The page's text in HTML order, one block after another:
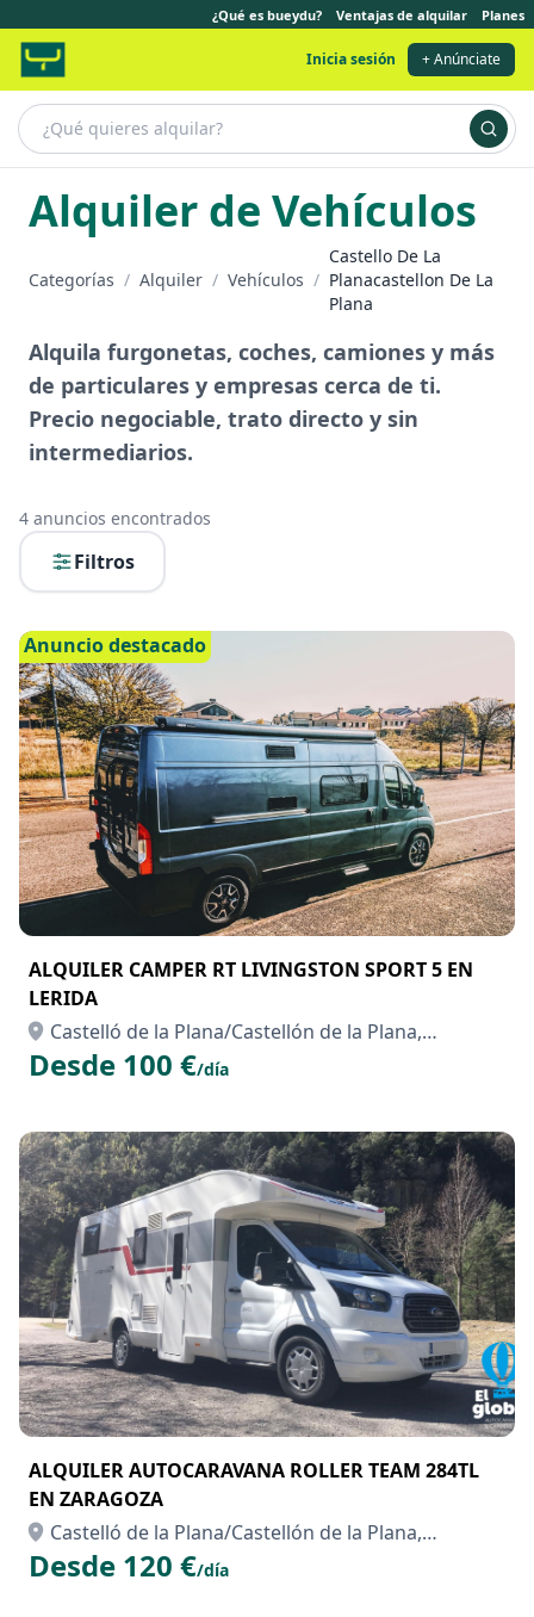
¿Qué es bueydu? Ventajas de alquilar Planes
Inicia sesión + Anúnciate
Alquiler de Vehículos
Categorías / Alquiler / Vehículos /
Castello De La
Planacastellon De La
Plana
Alquila furgonetas, coches, camiones y más
de particulares y empresas cerca de ti.
Precio negociable, trato directo y sin
intermediarios.
4 anuncios encontrados
Filtros
Anuncio destacado
ALQUILER CAMPER RT LIVINGSTON SPORT 5 EN
LERIDA
Castelló de la Plana/Castellón de la Plana,
Castellón/Castelló
Desde 100 €/día
ALQUILER AUTOCARAVANA ROLLER TEAM 284TL
EN ZARAGOZA
Castelló de la Plana/Castellón de la Plana,
Castellón/Castelló
Desde 120 €/día